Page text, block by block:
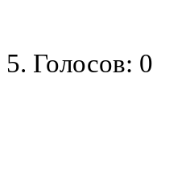
5. Голосов: 0